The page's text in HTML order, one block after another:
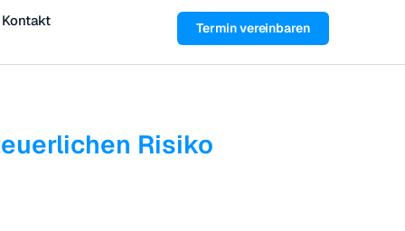
Kontakt Termin vereinbaren
Risiko